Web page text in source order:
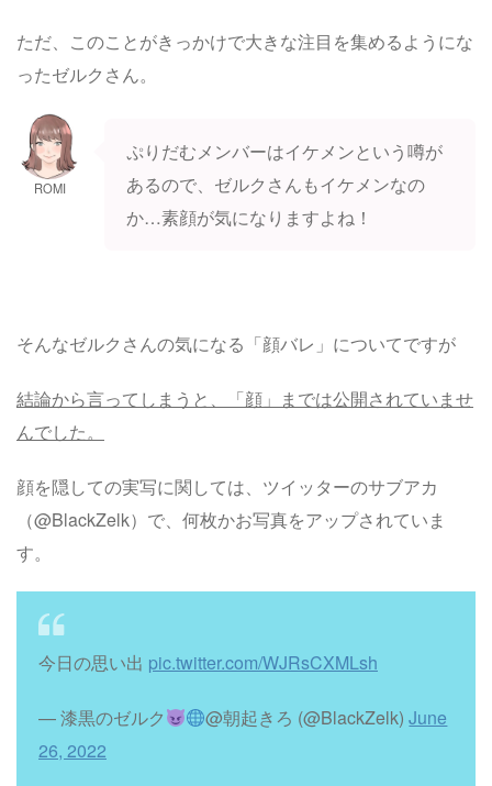
ただ、このことがきっかけで大きな注目を集めるようにな
ったゼルクさん。
ROMI
ぷりだむメンバーはイケメンという噂が
あるので、ゼルクさんもイケメンなの
か…素顔が気になりますよね！
そんなゼルクさんの気になる「顔バレ」についてですが
結論から言ってしまうと、「顔」までは公開されていませ
んでした。
顔を隠しての実写に関しては、ツイッターのサブアカ
（@BlackZelk）で、何枚かお写真をアップされていま
す。
今日の思い出 pic.twitter.com/WJRsCXMLsh
— 漆黒のゼルク @朝起きろ (@BlackZelk)June
26, 2022